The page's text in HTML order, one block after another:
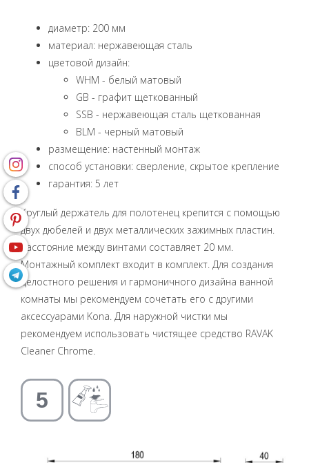
диаметр: 200 мм
материал: нержавеющая сталь
цветовой дизайн:
WHM - белый матовый
GB - графит щеткованный
SSB - нержавеющая сталь щеткованная
BLM - черный матовый
размещение: настенный монтаж
способ установки: сверление, скрытое крепление
гарантия: 5 лет
Круглый держатель для полотенец крепится с помощью
двух дюбелей и двух металлических зажимных пластин.
Расстояние между винтами составляет 20 мм.
Монтажный комплект входит в комплект. Для создания
целостного решения и гармоничного дизайна ванной
комнаты мы рекомендуем сочетать его с другими
аксессуарами Kona. Для наружной чистки мы
рекомендуем использовать чистящее средство RAVAK
Cleaner Chrome.